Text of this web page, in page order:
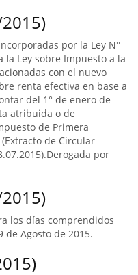
por la Ley N°
la Ley sobre Impuesto a la
con el nuevo
renta efectiva en base a
del 1° de enero de
atribuida o de
de Primera
de Circular
por
los días comprendidos
de Agosto de 2015.